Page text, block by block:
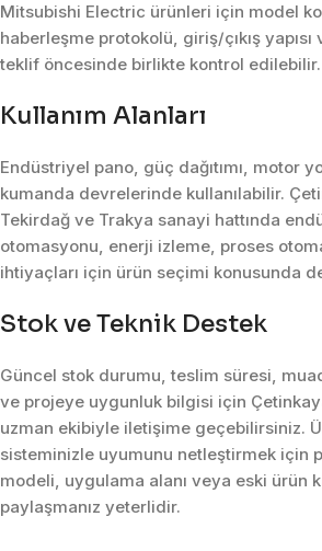
Mitsubishi Electric ürünleri için model
haberleşme protokolü, giriş/çıkış yapısı
teklif öncesinde birlikte kontrol edilebilir.
Kullanım Alanları
Endüstriyel pano, güç dağıtımı, motor
kumanda devrelerinde kullanılabilir.
Tekirdağ ve Trakya sanayi hattında
otomasyonu, enerji izleme, proses
ihtiyaçları için ürün seçimi konusunda
Stok ve Teknik Destek
Güncel stok durumu, teslim süresi,
ve projeye uygunluk bilgisi için
uzman ekibiyle iletişime geçebilirsiniz.
sisteminizle uyumunu netleştirmek için
modeli, uygulama alanı veya eski ürün
paylaşmanız yeterlidir.